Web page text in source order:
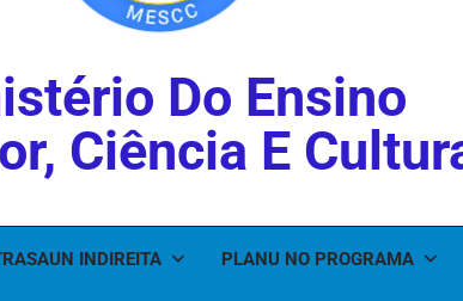
Do Ensino
Ciência E
INDIREITA PLANU NO PROGRAMA